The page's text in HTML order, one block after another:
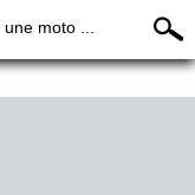
moto ...